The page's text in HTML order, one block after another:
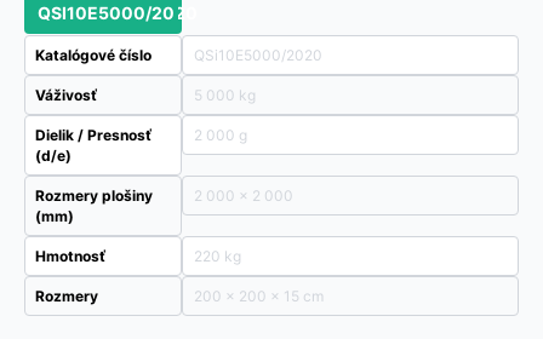
QSI10E5000/2020
Katalógové číslo QSi10E5000/2020
Váživosť 5 000 kg
Dielik / Presnosť
(d/e)
2 000 g
Rozmery plošiny
(mm)
2 000 x 2 000
Hmotnosť 220 kg
Rozmery 200 × 200 × 15 cm